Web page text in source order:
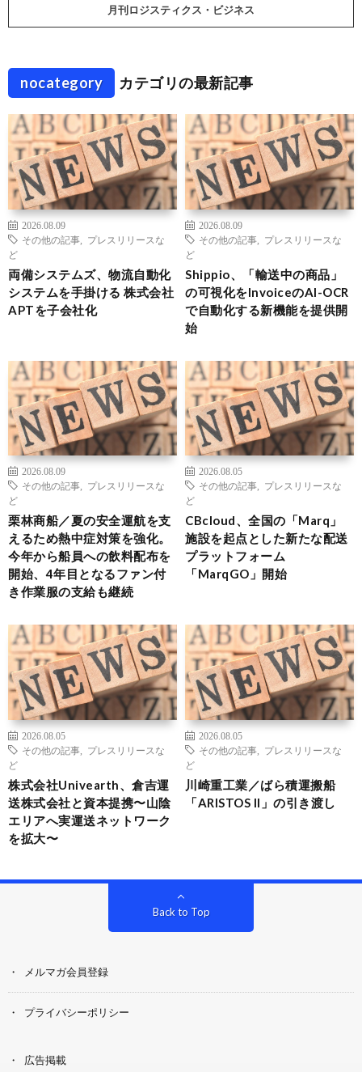
月刊ロジスティクス・ビジネス
nocategory カテゴリの最新記事
2026.08.09
その他の記事
プレスリリースな
ど
両備システムズ、物流自動化
システムを手掛ける 株式会社
APTを子会社化
2026.08.09
その他の記事
プレスリリースな
ど
Shippio、「輸送中の商品」
の可視化をInvoiceのAI-OCR
で自動化する新機能を提供開
始
2026.08.09
その他の記事
プレスリリースな
ど
栗林商船／夏の安全運航を支
えるため熱中症対策を強化。
今年から船員への飲料配布を
開始、4年目となるファン付
き作業服の支給も継続
2026.08.05
その他の記事
プレスリリースな
ど
CBcloud、全国の「Marq」
施設を起点とした新たな配送
プラットフォーム
「MarqGO」開始
2026.08.05
その他の記事
プレスリリースな
ど
株式会社Univearth、倉吉運
送株式会社と資本提携〜山陰
エリアへ実運送ネットワーク
を拡大〜
2026.08.05
その他の記事
プレスリリースな
ど
川崎重工業／ばら積運搬船
「ARISTOS II」の引き渡し
Back to Top
メルマガ会員登録
プライバシーポリシー
広告掲載